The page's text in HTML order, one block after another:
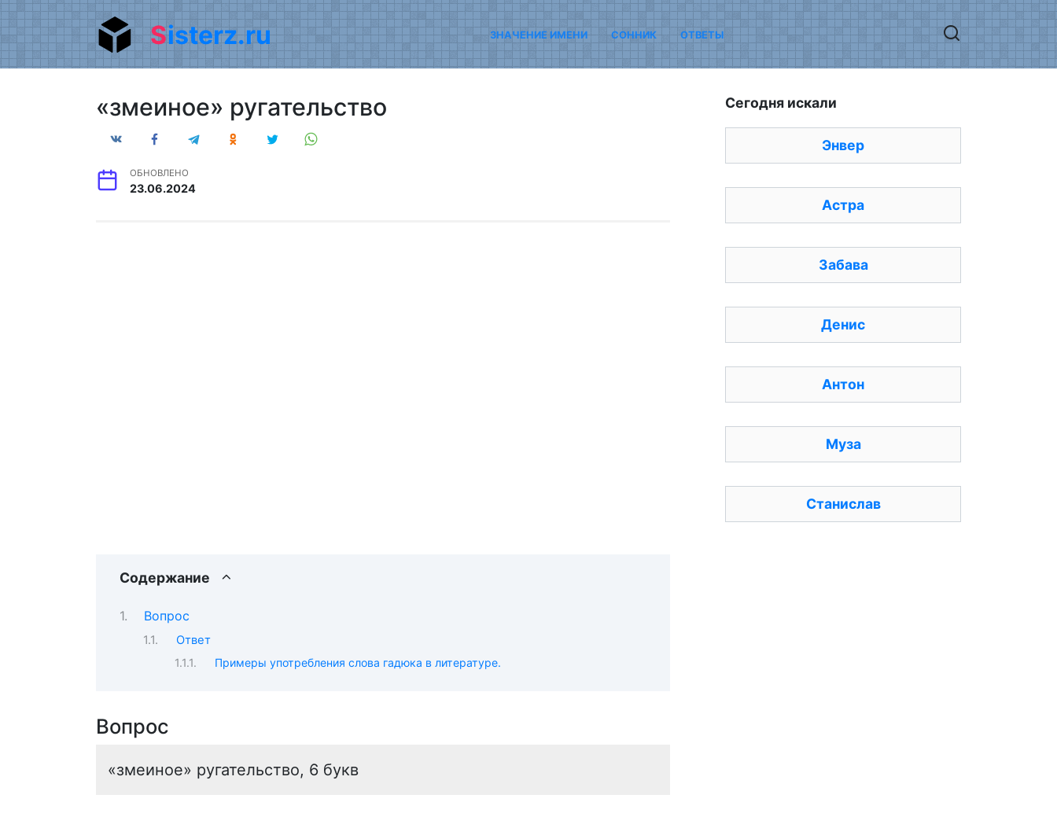
Перейти
к
содержанию
Sisterz.ru ЗНАЧЕНИЕ ИМЕНИ СОННИК ОТВЕТЫ
«змеиное» ругательство
ОБНОВЛЕНО
23.06.2024
Содержание
Вопрос
Ответ
Примеры употребления слова гадюка в литературе.
Вопрос
«змеиное» ругательство, 6 букв
Сегодня искали
Энвер
Астра
Забава
Денис
Антон
Муза
Станислав